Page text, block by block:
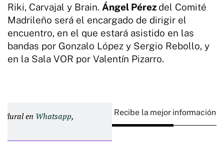
Riki, Carvajal y Brain. Ángel Pérez del Comité
Madrileño será el encargado de dirigir el
encuentro, en el que estará asistido en las
bandas por Gonzalo López y Sergio Rebollo, y
en la Sala VOR por Valentín Pizarro.
Plural en Whatsapp, Recibe la mejor información